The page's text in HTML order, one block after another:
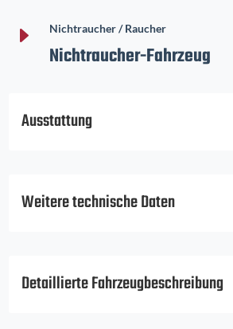
E Nichtraucher / Raucher
Nichtraucher-Fahrzeug
Ausstattung
Weitere technische Daten
Detaillierte Fahrzeugbeschreibung